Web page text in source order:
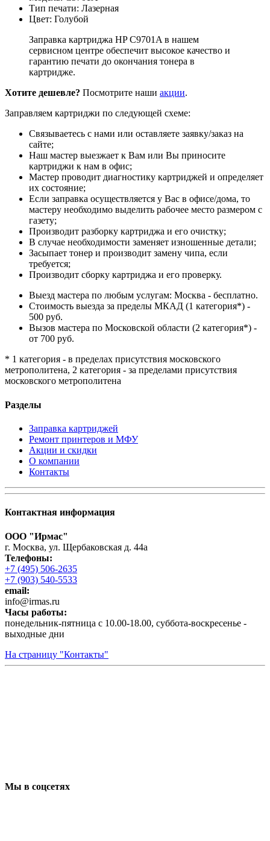
Тип печати: Лазерная
Цвет: Голубой
Заправка картриджа HP C9701A в нашем
сервисном центре обеспечит высокое качество и
гарантию печати до окончания тонера в
картридже.
Хотите дешевле? Посмотрите наши акции.
Заправляем картриджи по следующей схеме:
Связываетесь с нами или оставляете заявку/заказ на
сайте;
Наш мастер выезжает к Вам или Вы приносите
картриджи к нам в офис;
Мастер проводит диагностику картриджей и определяет
их состояние;
Если заправка осуществляется у Вас в офисе/дома, то
мастеру необходимо выделить рабочее место размером с
газету;
Производит разборку картриджа и его очистку;
В случае необходимости заменяет изношенные детали;
Засыпает тонер и производит замену чипа, если
требуется;
Производит сборку картриджа и его проверку.
Выезд мастера по любым услугам: Москва - бесплатно.
Стоимость выезда за пределы МКАД (1 категория*) -
500 руб.
Вызов мастера по Московской области (2 категория*) -
от 700 руб.
* 1 категория - в пределах присутствия московского
метрополитена, 2 категория - за пределами присутствия
московского метрополитена
Разделы
Заправка картриджей
Ремонт принтеров и МФУ
Акции и скидки
О компании
Контакты
Контактная информация
ООО "Ирмас"
г. Москва, ул. Щербаковская д. 44а
Телефоны:
+7 (495) 506-2635
+7 (903) 540-5533
email:
infо@irmas.ru
Часы работы:
понедельник-пятница с 10.00-18.00, суббота-воскресенье -
выходные дни
На страницу "Контакты"
Мы в соцсетях